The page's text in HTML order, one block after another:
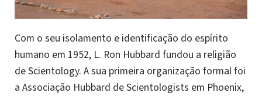
Com o seu isolamento e identificação do espírito
humano em 1952, L. Ron Hubbard fundou a religião
de Scientology. A sua primeira organização formal foi
a Associação Hubbard de Scientologists em Phoenix,